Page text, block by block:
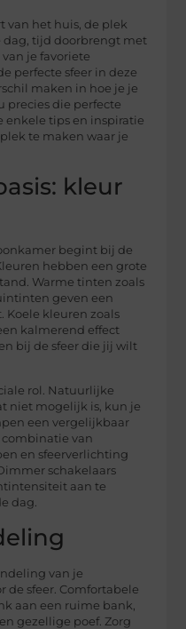
van het huis, de plek
dag, tijd doorbrengt met
je favoriete
perfecte sfeer in deze
maken in hoe je je
precies die perfecte
enkele tips en inspiratie
te maken waar je
kleur
begint bij de
hebben een grote
Warme tinten zoals
geven een
Koele kleuren zoals
kalmerend effect
bij de sfeer die jij wilt
rol. Natuurlijke
niet mogelijk is, kun je
een vergelijkbaar
combinatie van
en sfeerverlichting
schakelaars
aan te
dag.
van je
de sfeer. Comfortabele
aan een ruime bank,
gezellige poef. Zorg